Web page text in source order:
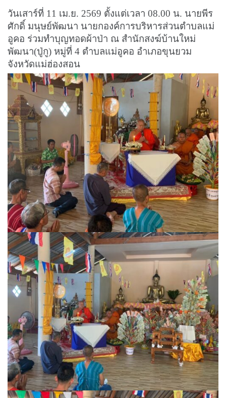
วันเสาร์ที่ 11 เม.ย. 2569 ตั้งแต่เวลา 08.00 น. นายพีร
ศักดิ์ มนุษย์พัฒนา นายกองค์การบริหารส่วนตำบลแม่
อูคอ ร่วมทำบุญทอดผ้าป่า ณ สำนักสงฆ์บ้านใหม่
พัฒนา(ปู่กู) หมู่ที่ 4 ตำบลแม่อูคอ อำเภอขุนยวม
จังหวัดแม่ฮ่องสอน